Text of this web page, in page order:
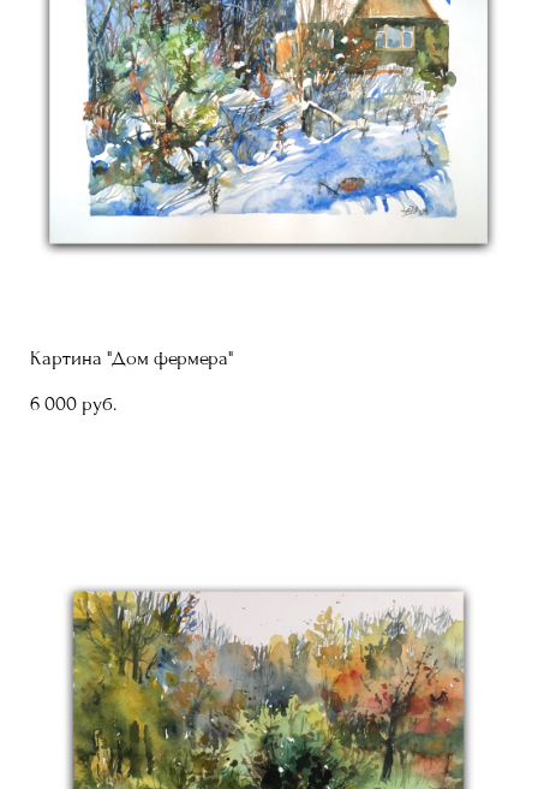
Картина "Дом фермера"
6 000 pуб.